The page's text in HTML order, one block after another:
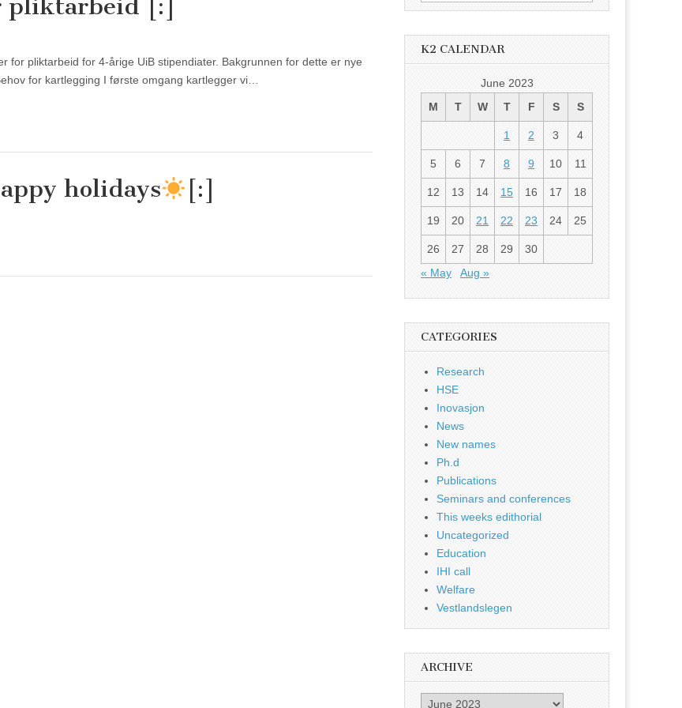
pliktarbeid [:]
for pliktarbeid for 4-årige UiB stipendiater. Bakgrunnen for dette er nye
for kartlegging I første omgang kartlegger vi…
holidays [:]
K2 CALENDAR
June 2023
M
T W T F S S
1 2 3 4
5 6 7 8 9 10 11
12 13 14 15 16 17 18
19 20 21 22 23 24 25
26 27 28 29
30
« May
Aug »
CATEGORIES
Research
HSE
Inovasjon
News
New names
Ph.d
Publications
Seminars and conferences
This weeks edithorial
Uncategorized
Education
IHI call
Welfare
Vestlandslegen
ARCHIVE
Archive